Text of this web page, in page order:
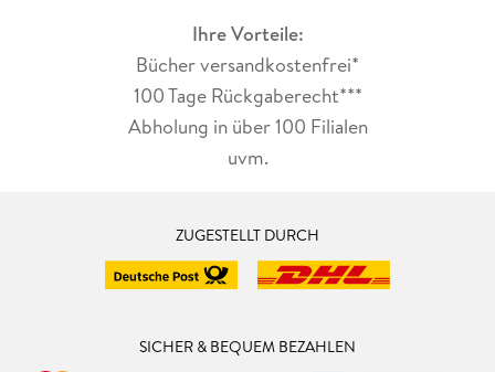
Ihre Vorteile:
Bücher versandkostenfrei*
100 Tage Rückgaberecht***
Abholung in über 100 Filialen
uvm.
ZUGESTELLT DURCH
SICHER & BEQUEM BEZAHLEN